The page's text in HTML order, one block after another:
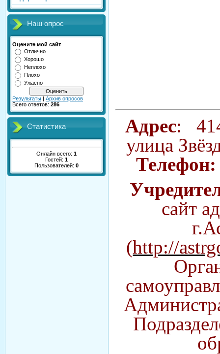
Наш опрос
Оцените мой сайт
Отлично
Хорошо
Неплохо
Плохо
Ужасно
Результаты | Архив опросов
Всего ответов: 286
Статистика
Онлайн всего: 1
Гостей: 1
Пользователей: 0
Адрес:
улица
сайт
(http://